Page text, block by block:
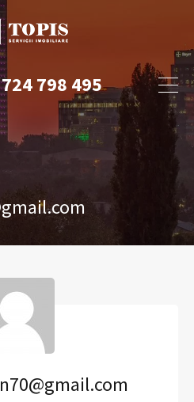
798 495